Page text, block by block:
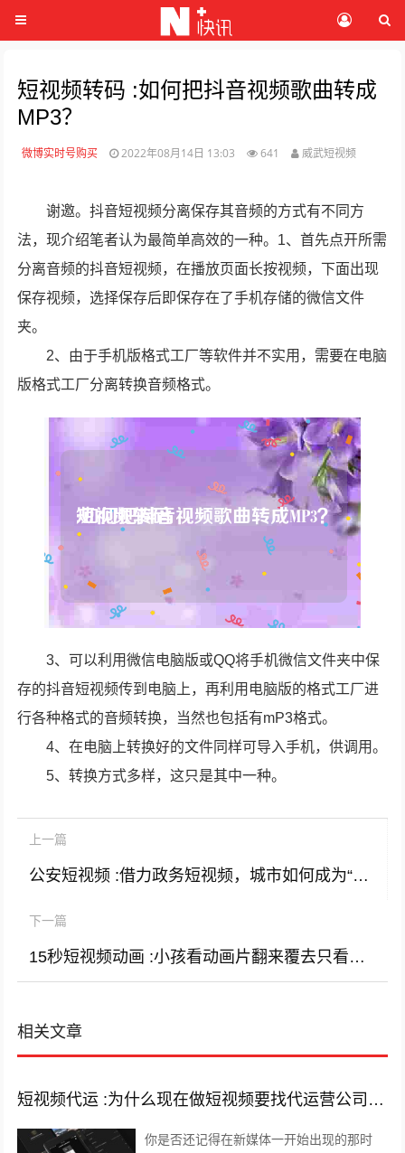
短视频转码 :如何把抖音视频歌曲转成
MP3？
微博实时号购买 2022年08月14日 13:03 641 威武短视频
谢邀。抖音短视频分离保存其音频的方式有不同方
法，现介绍笔者认为最简单高效的一种。1、首先点开所需
分离音频的抖音短视频，在播放页面长按视频，下面出现
保存视频，选择保存后即保存在了手机存储的微信文件
夹。
2、由于手机版格式工厂等软件并不实用，需要在电脑
版格式工厂分离转换音频格式。
3、可以利用微信电脑版或QQ将手机微信文件夹中保
存的抖音短视频传到电脑上，再利用电脑版的格式工厂进
行各种格式的音频转换，当然也包括有mP3格式。
4、在电脑上转换好的文件同样可导入手机，供调用。
5、转换方式多样，这只是其中一种。
上一篇
公安短视频 :借力政务短视频，城市如何成为“网红”？
下一篇
15秒短视频动画 :小孩看动画片翻来覆去只看那一集，什么心理，需要干预吗？
相关文章
短视频代运 :为什么现在做短视频要找代运营公司呢？
你是否还记得在新媒体一开始出现的那时